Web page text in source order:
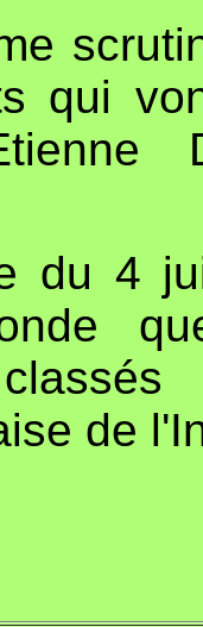
qui
du 4
de